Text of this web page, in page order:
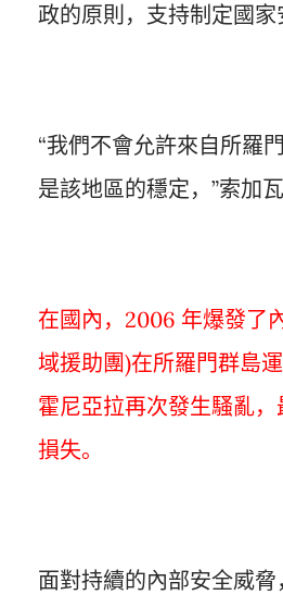
政的原則，支持制定國家
“我們不會允許來自所羅
是該地區的穩定，”索加瓦
在國內，2006 年爆發了
域援助團)在所羅門群島
霍尼亞拉再次發生騷亂，
損失。
面對持續的內部安全威